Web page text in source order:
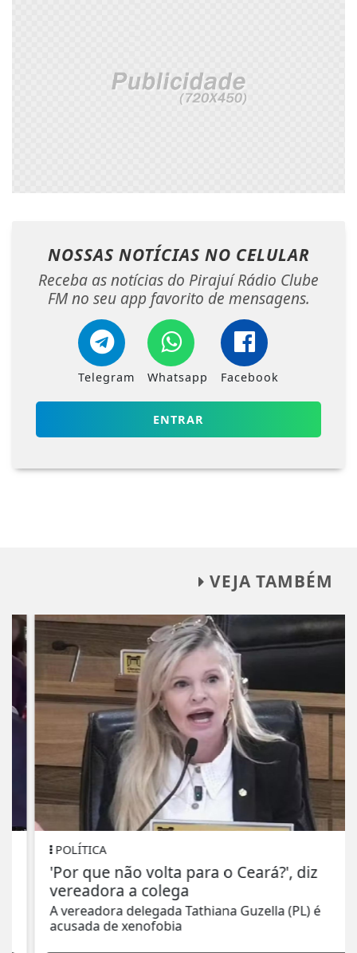
NOSSAS NOTÍCIAS NO CELULAR
Receba as notícias do Pirajuí Rádio Clube
FM no seu app favorito de mensagens.
Telegram Whatsapp Facebook
ENTRAR
VEJA TAMBÉM
POLÍTICA
'Por que não volta para o Ceará?', diz
vereadora a colega
A vereadora delegada Tathiana Guzella (PL) é
acusada de xenofobia